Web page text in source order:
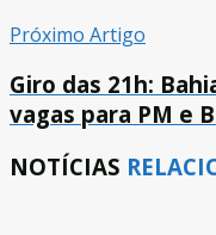
Próximo Artigo
Giro das 21h:
vagas para PM e
NOTÍCIAS